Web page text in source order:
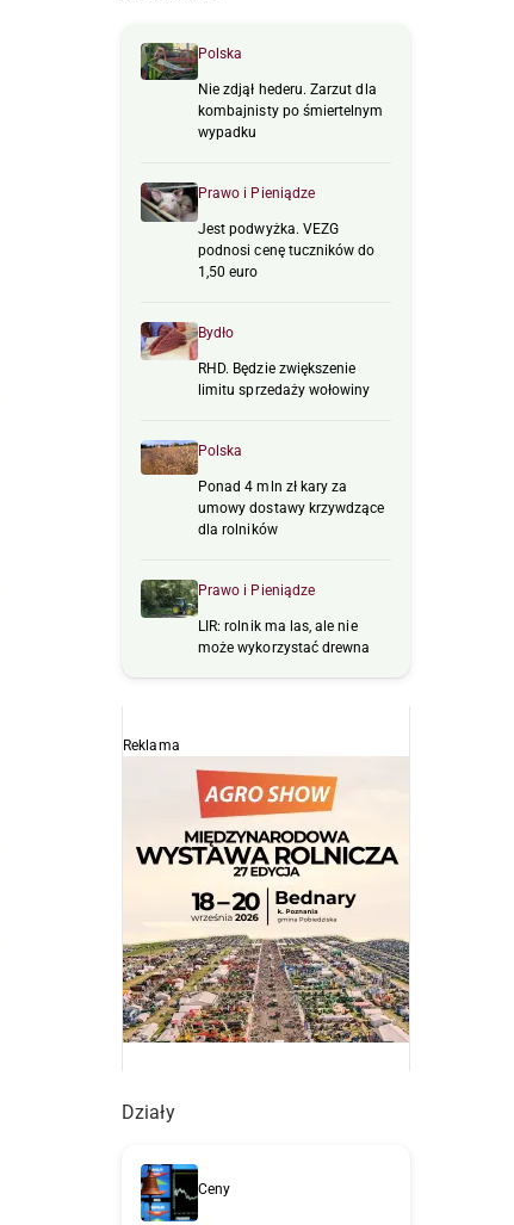
Polska
Nie zdjął hederu. Zarzut dla
kombajnisty po śmiertelnym
wypadku
Prawo i Pieniądze
Jest podwyżka. VEZG
podnosi cenę tuczników do
1,50 euro
Bydło
RHD. Będzie zwiększenie
limitu sprzedaży wołowiny
Polska
Ponad 4 mln zł kary za
umowy dostawy krzywdzące
dla rolników
Prawo i Pieniądze
LIR: rolnik ma las, ale nie
może wykorzystać drewna
Reklama
Działy
Ceny